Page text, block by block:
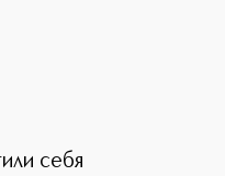
себя